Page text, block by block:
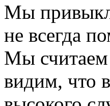
Мы
не всегда
Мы
видим, что